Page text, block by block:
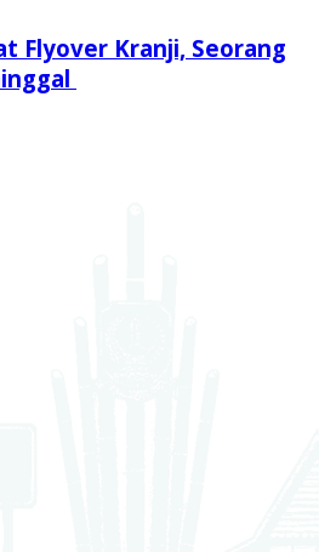
Flyover Kranji, Seorang